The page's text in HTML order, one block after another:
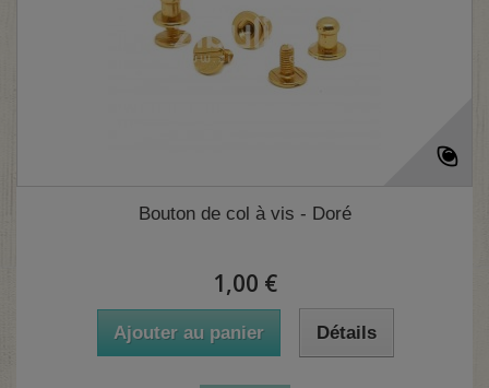
Bouton de col à vis - Doré
1,00 €
Ajouter au panier Détails